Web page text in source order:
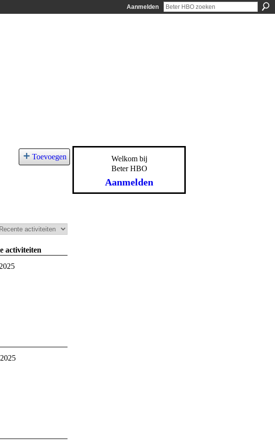
Aanmelden
Toevoegen
activiteiten
Welkom bij
Beter HBO
Aanmelden